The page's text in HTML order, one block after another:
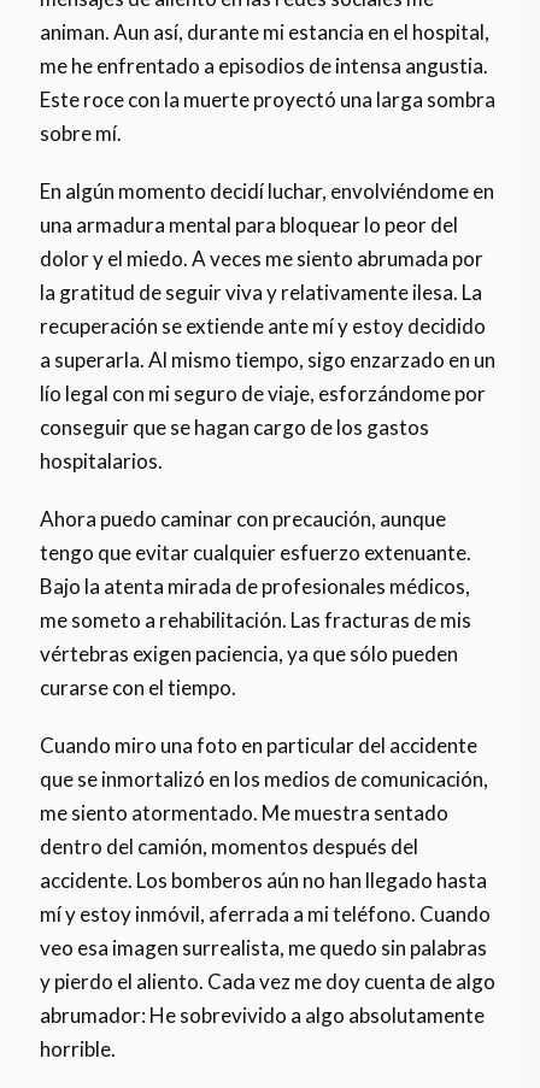
animan. Aun así, durante mi estancia en el hospital,
me he enfrentado a episodios de intensa angustia.
Este roce con la muerte proyectó una larga sombra
sobre mí.
En algún momento decidí luchar, envolviéndome en
una armadura mental para bloquear lo peor del
dolor y el miedo. A veces me siento abrumada por
la gratitud de seguir viva y relativamente ilesa. La
recuperación se extiende ante mí y estoy decidido
a superarla. Al mismo tiempo, sigo enzarzado en un
lío legal con mi seguro de viaje, esforzándome por
conseguir que se hagan cargo de los gastos
hospitalarios.
Ahora puedo caminar con precaución, aunque
tengo que evitar cualquier esfuerzo extenuante.
Bajo la atenta mirada de profesionales médicos,
me someto a rehabilitación. Las fracturas de mis
vértebras exigen paciencia, ya que sólo pueden
curarse con el tiempo.
Cuando miro una foto en particular del accidente
que se inmortalizó en los medios de comunicación,
me siento atormentado. Me muestra sentado
dentro del camión, momentos después del
accidente. Los bomberos aún no han llegado hasta
mí y estoy inmóvil, aferrada a mi teléfono. Cuando
veo esa imagen surrealista, me quedo sin palabras
y pierdo el aliento. Cada vez me doy cuenta de algo
abrumador: He sobrevivido a algo absolutamente
horrible.